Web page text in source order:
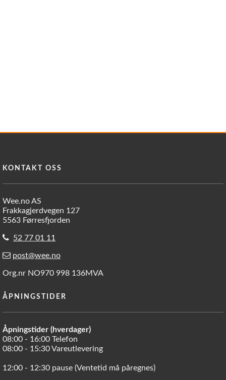
KONTAKT OSS
Wee.no AS
Frakkagjerdvegen 127
5563 Førresfjorden
52 77 01 11
post@wee.no
Org.nr NO970 998 136MVA
ÅPNINGSTIDER
Åpningstider (hverdager)
08:00 - 16:00 Telefon
08:00 - 15:30 Vareutlevering
12:00 - 12:30 pause (Ventetid må påregnes)